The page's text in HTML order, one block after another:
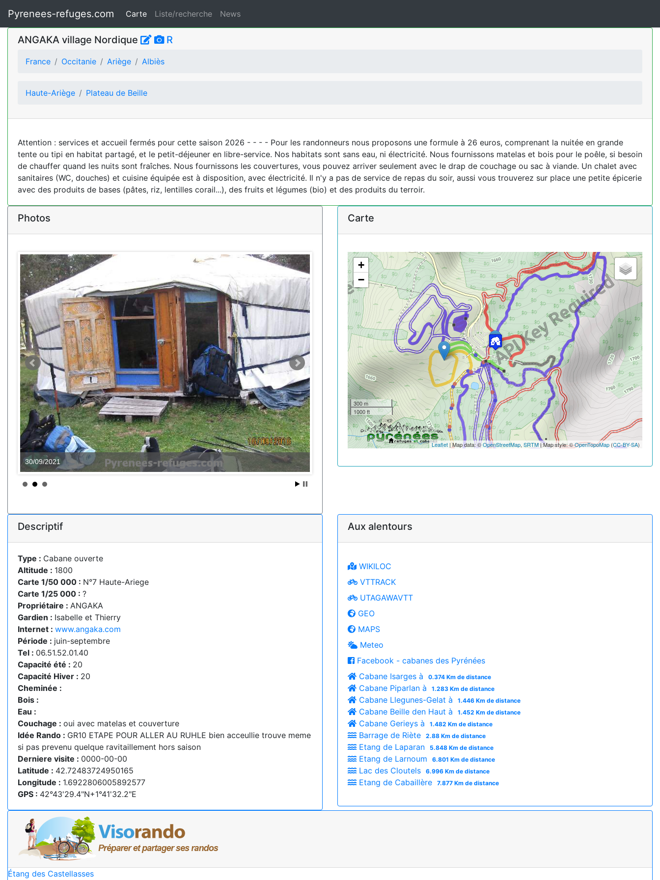
Pyrenees-refuges.com Carte Liste/recherche News
ANGAKA village Nordique R
France Occitanie Ariège Albiès
Haute-Ariège Plateau de Beille
Attention : services et accueil fermés pour cette saison 2026 - - - - Pour les randonneurs nous proposons une formule à 26 euros, comprenant la nuitée en grande
tente ou tipi en habitat partagé, et le petit-déjeuner en libre-service. Nos habitats sont sans eau, ni électricité. Nous fournissons matelas et bois pour le poêle, si besoin
de chauffer quand les nuits sont fraîches. Nous fournissons les couvertures, vous pouvez arriver seulement avec le drap de couchage ou sac à viande. Un chalet avec
sanitaires (WC, douches) et cuisine équipée est à disposition, avec électricité. Il n'y a pas de service de repas du soir, aussi vous trouverez sur place une petite épicerie
avec des produits de bases (pâtes, riz, lentilles corail...), des fruits et légumes (bio) et des produits du terroir.
Photos
30/09/2021
Carte
+
−
300 m
1000 ft
Leaflet | Map data: ©OpenStreetMap, SRTM| Map style: ©OpenTopoMap (CC-BY-SA)
Descriptif
Type : Cabane ouverte
Altitude : 1800
Carte 1/50 000 : N°7 Haute-Ariege
Carte 1/25 000 : ?
Propriétaire : ANGAKA
Gardien : Isabelle et Thierry
Internet : www.angaka.com
Période : juin-septembre
Tel : 06.51.52.01.40
Capacité été : 20
Capacité Hiver : 20
Cheminée :
Bois :
Eau :
Couchage : oui avec matelas et couverture
Idée Rando : GR10 ETAPE POUR ALLER AU RUHLE bien acceullie trouve meme
si pas prevenu quelque ravitaillement hors saison
Derniere visite : 0000-00-00
Latitude : 42.72483724950165
Longitude : 1.6922806005892577
GPS : 42°43'29.4"N+1°41'32.2"E
Aux alentours
WIKILOC
VTTRACK
UTAGAWAVTT
GEO
MAPS
Meteo
Facebook - cabanes des Pyrénées
Cabane Isarges à
0.374 Km de distance
Cabane Piparlan à 1.283 Km de distance
Cabane Llegunes-Gelat à 1.446 Km de distance
Cabane Beille den Haut à 1.452 Km de distance
Cabane Gerieys à 1.482 Km de distance
Barrage de Riète 2.88 Km de distance
Etang de Laparan 5.848 Km de distance
Etang de Larnoum 6.801 Km de distance
Lac des Cloutels 6.996 Km de distance
Etang de Cabaillère 7.877 Km de distance
Étang des Castellasses